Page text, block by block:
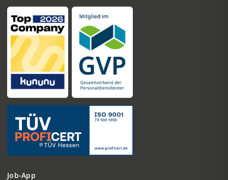
Job-App